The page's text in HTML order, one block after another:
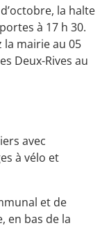
la halte
à 17 h 30.
mairie au 05
Deux-Rives au
avec
à vélo et
et de
en bas de la